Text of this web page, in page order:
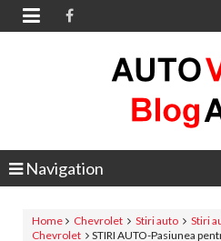

Navigation
Home Chevrolet Stiri auto Stiri
Chevrolet
STIRI AUTO-Pasiunea